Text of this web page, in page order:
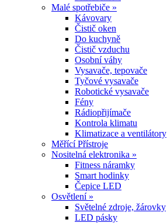
Malé spotřebiče »
Kávovary
Čistič oken
Do kuchyně
Čistič vzduchu
Osobní váhy
Vysavače, tepovače
Tyčové vysavače
Robotické vysavače
Fény
Rádiopřijímače
Kontrola klimatu
Klimatizace a ventilátory
Měřící Přístroje
Nositelná elektronika »
Fitness náramky
Smart hodinky
Čepice LED
Osvětlení »
Světelné zdroje, žárovky
LED pásky